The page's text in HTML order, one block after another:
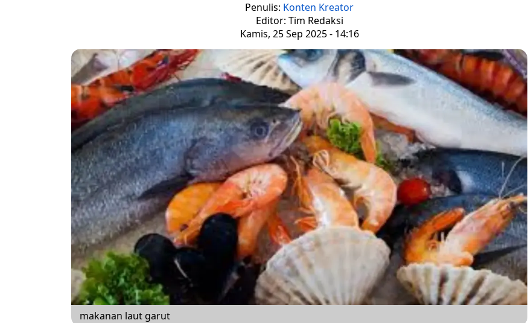
Penulis: Konten Kreator
Editor: Tim Redaksi
Kamis, 25 Sep 2025 - 14:16
makanan laut garut